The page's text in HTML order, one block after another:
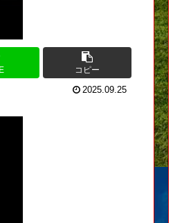
コピー
2025.09.25